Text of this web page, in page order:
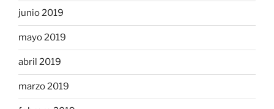
junio 2019
mayo 2019
abril 2019
marzo 2019